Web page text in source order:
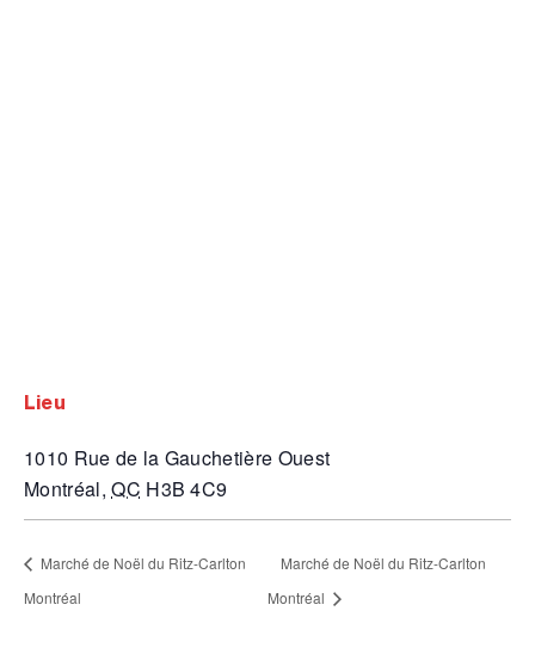
lieu
1010 Rue de la Gauchetière Ouest
Montréal, QC H3B 4C9
Marché de Noël du Ritz-Carlton
Montréal
Marché de Noël du Ritz-Carlton
Montréal